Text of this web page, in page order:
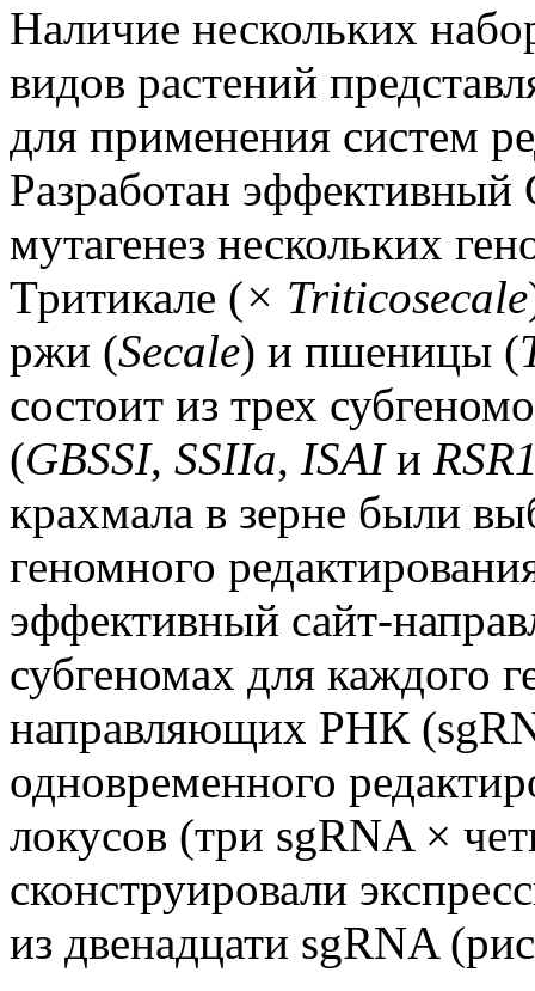
Наличие нескольких
видов растений
для применения систем
Разработан
мутагенез нескольких
Тритикале (× Triticosecale
ржи (Secale) и пшеницы (
состоит из трех
(GBSSI, SSIIa, ISAIи
крахмала в зерне были
геномного
эффективный сайт-
субгеномах для каждого
направляющих РНК
одновременного
локусов (три sgRNA ×
сконструировали
из двенадцати sgRNA